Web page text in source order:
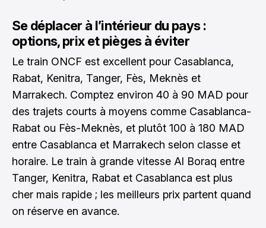
Se déplacer à l’intérieur du pays :
options, prix et pièges à éviter
Le train ONCF est excellent pour Casablanca,
Rabat, Kenitra, Tanger, Fès, Meknès et
Marrakech. Comptez environ 40 à 90 MAD pour
des trajets courts à moyens comme Casablanca-
Rabat ou Fès-Meknès, et plutôt 100 à 180 MAD
entre Casablanca et Marrakech selon classe et
horaire. Le train à grande vitesse Al Boraq entre
Tanger, Kenitra, Rabat et Casablanca est plus
cher mais rapide ; les meilleurs prix partent quand
on réserve en avance.